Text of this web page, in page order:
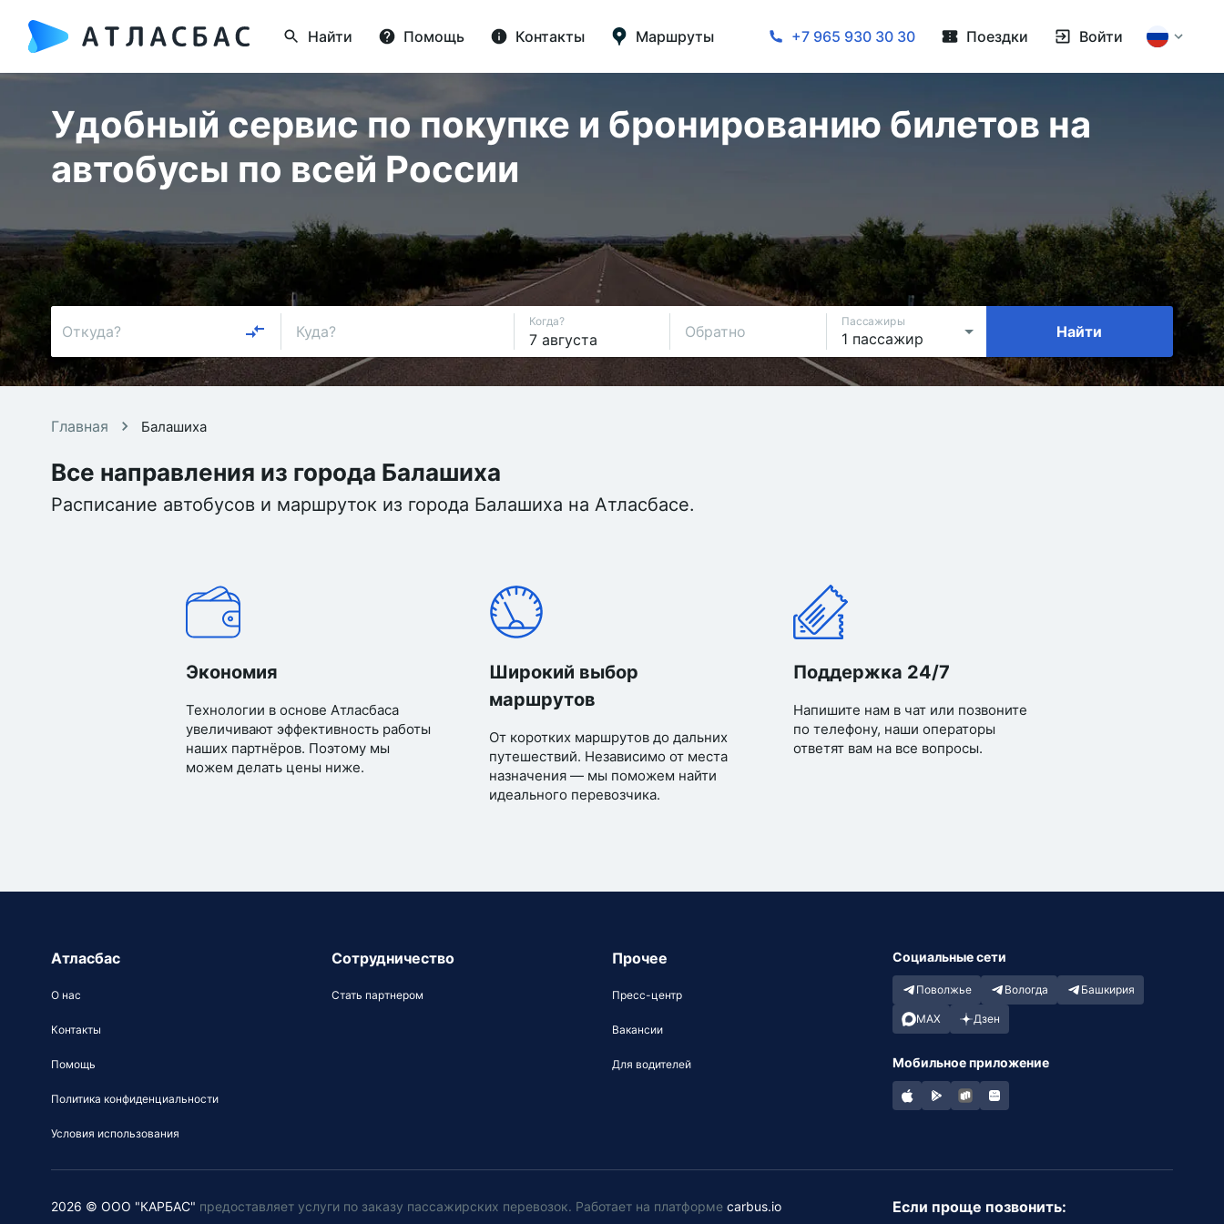
Найти Помощь Контакты Маршруты +7 965 930 30 30 Поездки Войти
Удобный сервис по покупке и бронированию билетов на
автобусы по всей России
Откуда? Куда?
Когда?
Обратно
Пассажиры
Найти
Главная Балашиха
Все направления из города Балашиха
Расписание автобусов и маршруток из города Балашиха на Атласбасе.
Экономия
Технологии в основе Атласбаса
увеличивают эффективность работы
наших партнёров. Поэтому мы
можем делать цены ниже.
Широкий выбор
маршрутов
От коротких маршрутов до дальних
путешествий. Независимо от места
назначения — мы поможем найти
идеального перевозчика.
Поддержка 24/7
Напишите нам в чат или позвоните
по телефону, наши операторы
ответят вам на все вопросы.
Атласбас
О нас
Контакты
Помощь
Политика конфиденциальности
Условия использования
Сотрудничество
Стать партнером
Прочее
Пресс-центр
Вакансии
Для водителей
Социальные сети
Поволжье Вологда Башкирия
MAX Дзен
Мобильное приложение
2026 © ООО "КАРБАС" предоставляет услуги по заказу пассажирских перевозок. Работает на платформе carbus.io Если проще позвонить: